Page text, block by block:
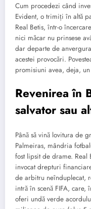
Cum procedezi când
Evident, o trimiți în altă
Real Betis, într-o
nici măcar nu prinsese
dar departe de
acestei provocări.
promisiuni avea, deja,
Revenirea în
salvator sau
Până să vină lovitura de
Palmeiras, mândria
fost lipsit de drame. Real
invocat drepturi
de arbitru neînduplecat,
intră în scenă FIFA,
oferi undă verde